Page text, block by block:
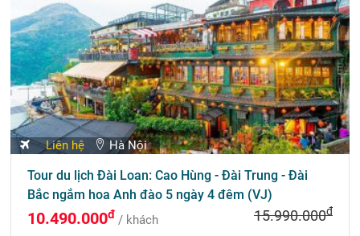
Liên hệ Hà Nội
Tour du lịch Đài Loan: Cao Hùng - Đài Trung - Đài
Bắc ngắm hoa Anh đào 5 ngày 4 đêm (VJ)
10.490.000đ / khách 15.990.000đ